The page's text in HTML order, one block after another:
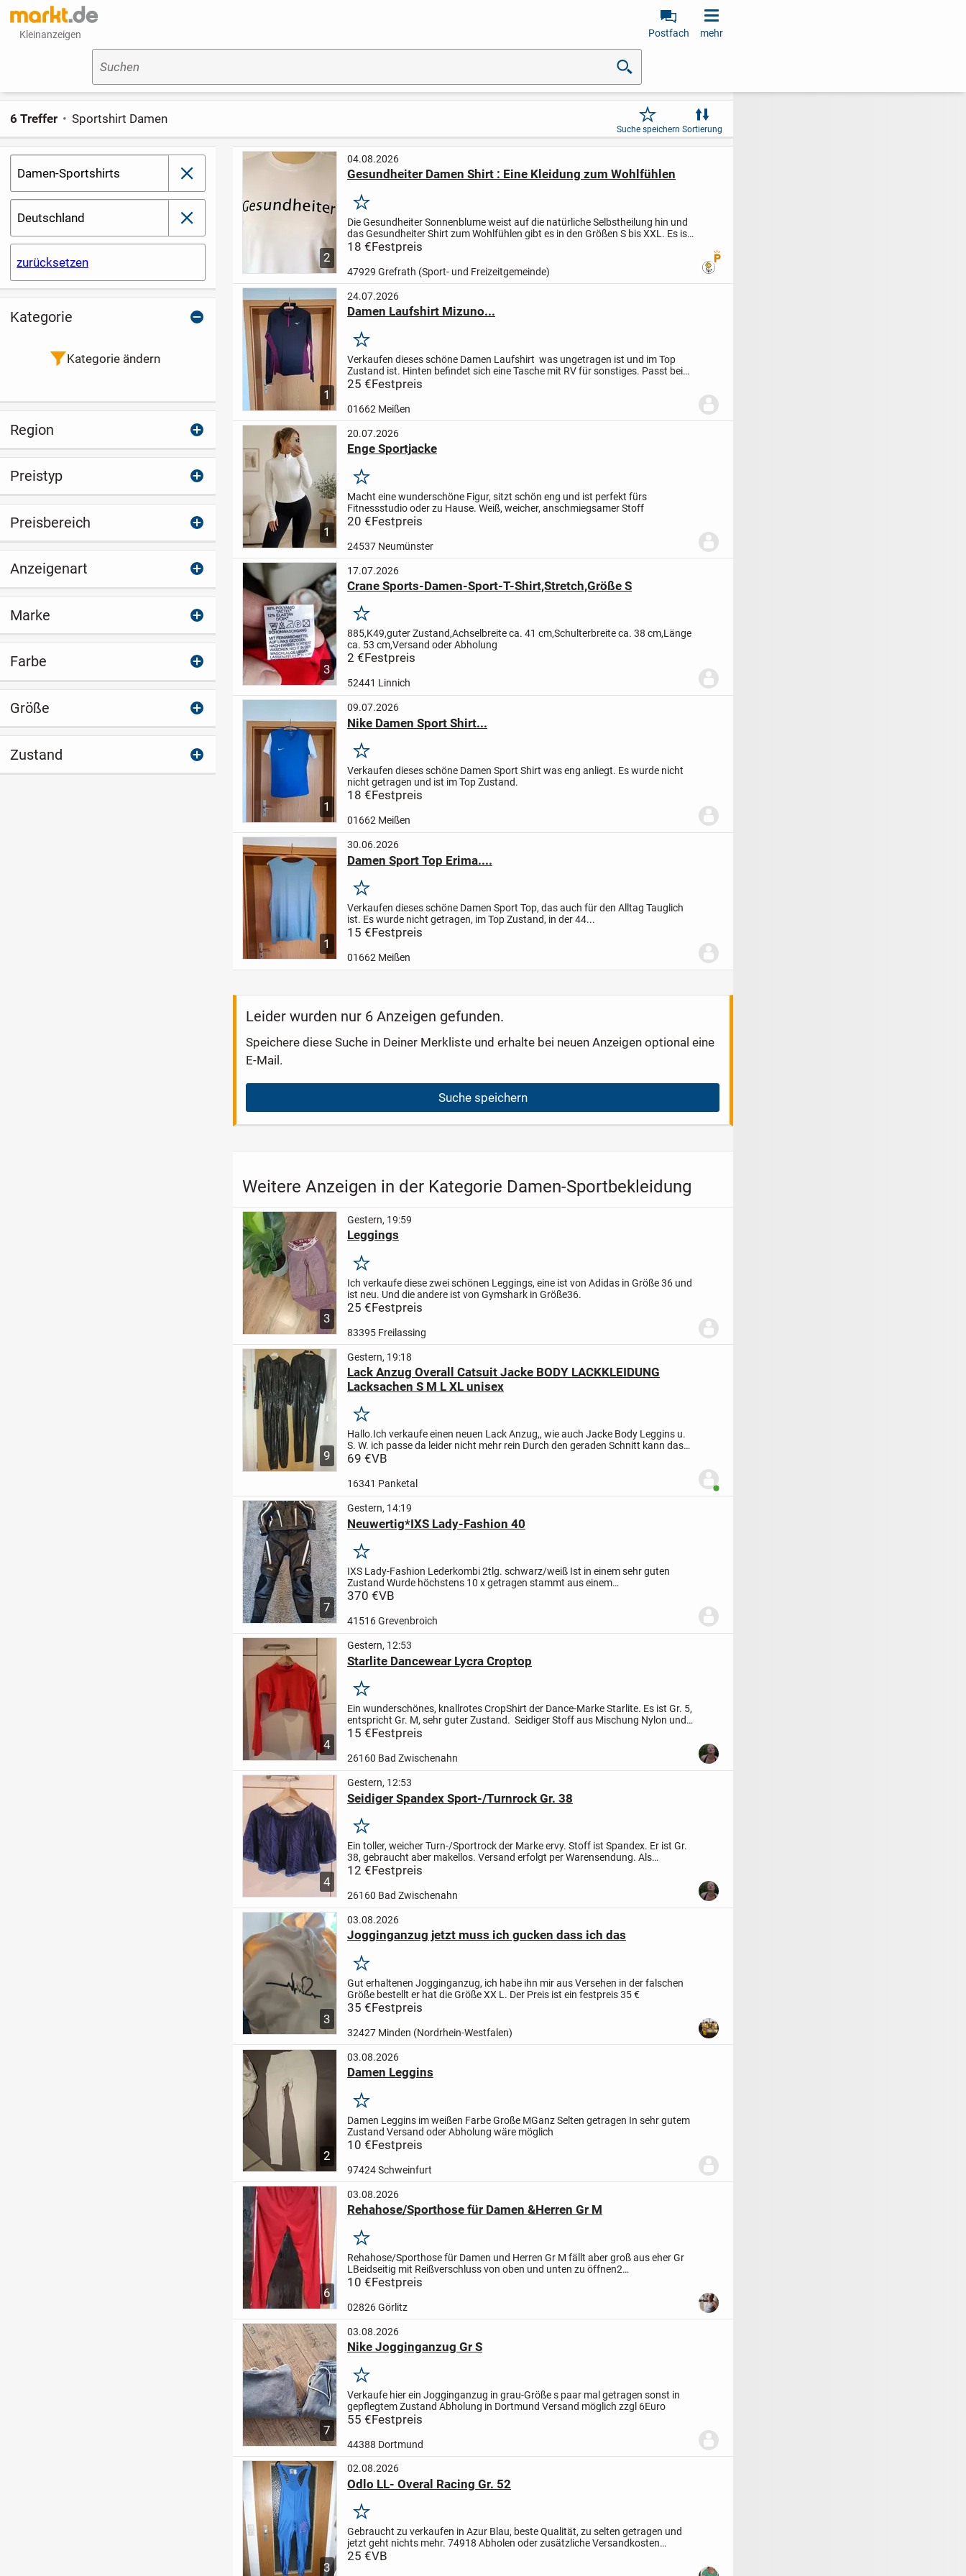
Kleinanzeigen Postfach mehr
Suchen
Damen-Sportshirts schließen
Deutschland schließen
zurücksetzen
6 Treffer Sportshirt Damen
Suche speichern Sortierung
2
04.08.2026
Gesundheiter Damen Shirt : Eine Kleidung zum Wohlfühlen
Merken
Die Gesundheiter Sonnenblume weist auf die natürliche Selbstheilung hin und
das Gesundheiter Shirt zum Wohlfühlen gibt es in den Größen S bis XXL. Es ist
von guter Qualität (Marke Payper, 100 Prozent...
18 €Festpreis
47929 Grefrath (Sport- und Freizeitgemeinde)
Premium Benutzer
1
24.07.2026
Damen Laufshirt Mizuno...
Merken
Verkaufen dieses schöne Damen Laufshirt was ungetragen ist und im Top
Zustand ist. Hinten befindet sich eine Tasche mit RV für sonstiges. Passt bei
normaler Figur mit 44 46.
25 €Festpreis
01662 Meißen
1
20.07.2026
Enge Sportjacke
Merken
Macht eine wunderschöne Figur, sitzt schön eng und ist perfekt fürs
Fitnessstudio oder zu Hause. Weiß, weicher, anschmiegsamer Stoff
20 €Festpreis
24537 Neumünster
3
17.07.2026
Crane Sports-Damen-Sport-T-Shirt,Stretch,Größe S
Merken
885,K49,guter Zustand,Achselbreite ca. 41 cm,Schulterbreite ca. 38 cm,Länge
ca. 53 cm,Versand oder Abholung
2 €Festpreis
52441 Linnich
1
09.07.2026
Nike Damen Sport Shirt...
Merken
Verkaufen dieses schöne Damen Sport Shirt was eng anliegt. Es wurde nicht
nicht getragen und ist im Top Zustand.
18 €Festpreis
01662 Meißen
1
30.06.2026
Damen Sport Top Erima....
Merken
Verkaufen dieses schöne Damen Sport Top, das auch für den Alltag Tauglich
ist. Es wurde nicht getragen, im Top Zustand, in der 44...
15 €Festpreis
01662 Meißen
Leider wurden nur 6 Anzeigen gefunden.
Speichere diese Suche in Deiner Merkliste und erhalte bei neuen Anzeigen optional eine
E-Mail.
Suche speichern
Weitere Anzeigen in der Kategorie Damen-Sportbekleidung
3
Gestern, 19:59
Leggings
Merken
Ich verkaufe diese zwei schönen Leggings, eine ist von Adidas in Größe 36 und
ist neu. Und die andere ist von Gymshark in Größe36.
25 €Festpreis
83395 Freilassing
9
Gestern, 19:18
Lack Anzug Overall Catsuit Jacke BODY LACKKLEIDUNG
Lacksachen S M L XL unisex
Merken
Hallo.Ich verkaufe einen neuen Lack Anzug,, wie auch Jacke Body Leggins u.
S. W. ich passe da leider nicht mehr rein Durch den geraden Schnitt kann das
auch ein Mann tragen
69 €VB
16341 Panketal Benutzer ist online
7
Gestern, 14:19
Neuwertig*IXS Lady-Fashion 40
Merken
IXS Lady-Fashion Lederkombi 2tlg. schwarz/weißIst in einem sehr guten
Zustand Wurde höchstens 10 x getragen stammt aus einem
Nichtraucherhaushalt
370 €VB
41516 Grevenbroich
4
Gestern, 12:53
Starlite Dancewear Lycra Croptop
Merken
Ein wunderschönes, knallrotes CropShirt der Dance-Marke Starlite. Es ist Gr. 5,
entspricht Gr. M, sehr guter Zustand. Seidiger Stoff aus Mischung Nylon und
Lycra, im Nacken mit Klett zu verschließen...
15 €Festpreis
26160 Bad Zwischenahn
4
Gestern, 12:53
Seidiger Spandex Sport-/Turnrock Gr. 38
Merken
Ein toller, weicher Turn-/Sportrock der Marke ervy. Stoff ist Spandex. Er ist Gr.
38, gebraucht aber makellos. Versand erfolgt per Warensendung. Als
Privatverkäuferin übernehme ich keine Garantie...
12 €Festpreis
26160 Bad Zwischenahn
3
03.08.2026
Jogginganzug jetzt muss ich gucken dass ich das
Merken
Gut erhaltenen Jogginganzug, ich habe ihn mir aus Versehen in der falschen
Größe bestellt er hat die Größe XX L. Der Preis ist ein festpreis 35 €
35 €Festpreis
32427 Minden (Nordrhein-Westfalen)
2
03.08.2026
Damen Leggins
Merken
Damen Leggins im weißen FarbeGroße MGanz Selten getragen In sehr gutem
Zustand Versand oder Abholung wäre möglich
10 €Festpreis
97424 Schweinfurt
6
03.08.2026
Rehahose/Sporthose für Damen &Herren Gr M
Merken
Rehahose/Sporthose für Damen und Herren Gr M fällt aber groß aus eher Gr
L Beidseitig mit Reißverschluss von oben und unten zu öffnen2
SeitentaschenArtikel ist unbenutzt und in original Verpackung
10 €Festpreis
02826 Görlitz
7
03.08.2026
Nike Jogginganzug Gr S
Merken
Verkaufe hier ein Jogginganzug in grau-Größe s paar mal getragen sonst in
gepflegtem Zustand Abholung in Dortmund Versand möglich zzgl 6Euro
55 €Festpreis
44388 Dortmund
3
02.08.2026
Odlo LL- Overal Racing Gr. 52
Merken
Gebraucht zu verkaufen in Azur Blau, beste Qualität, zu selten getragen und
jetzt geht nichts mehr. 74918 Abholen oder zusätzliche Versandkosten
innerhalb Deutschland
25 €VB
Kategorie
Kategorie ändern
Region
Preistyp
Preisbereich
Anzeigenart
Marke
Farbe
Größe
Zustand